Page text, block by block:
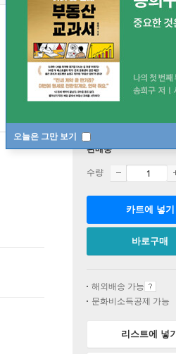
오늘은 그만 보기
판매중
수량
카트에 넣기
바로구매
해외배송 가능
문화비소득공제 가능
리스트에 넣기